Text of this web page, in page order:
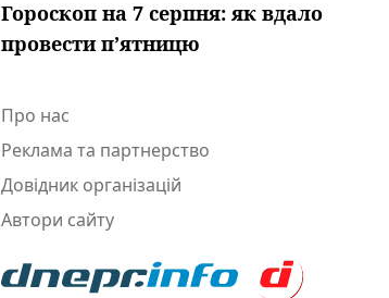
Гороскоп на 7 серпня: як вдало
провести пʼятницю
Про нас
Реклама та партнерство
Довідник організацій
Автори сайту